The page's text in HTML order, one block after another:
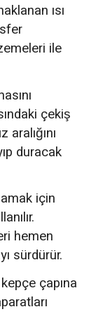
ısı
ile
çekiş
duracak
için
hemen
sürdürür.
çapına